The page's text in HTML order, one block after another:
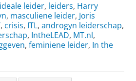
ideale leider, leiders, Harry
, masculiene leider, Joris
, crisis, ITL, androgyn leiderschap,
, IntheLEAD, MT.nl,
, feminiene leider, In the